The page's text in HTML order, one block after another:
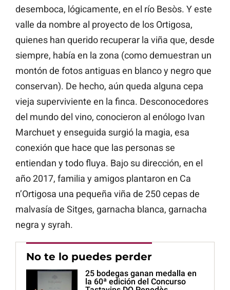
desemboca, lógicamente, en el río Besòs. Y este
valle da nombre al proyecto de los Ortigosa,
quienes han querido recuperar la viña que, desde
siempre, había en la zona (como demuestran un
montón de fotos antiguas en blanco y negro que
conservan). De hecho, aún queda alguna cepa
vieja superviviente en la finca. Desconocedores
del mundo del vino, conocieron al enólogo Ivan
Marchuet y enseguida surgió la magia, esa
conexión que hace que las personas se
entiendan y todo fluya. Bajo su dirección, en el
año 2017, familia y amigos plantaron en Ca
n’Ortigosa una pequeña viña de 250 cepas de
malvasía de Sitges, garnacha blanca, garnacha
negra y syrah.
No te lo puedes perder
25 bodegas ganan medalla en
la 60ª edición del Concurso